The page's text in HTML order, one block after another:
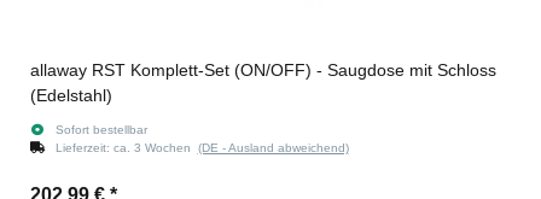
allaway RST Komplett-Set (ON/OFF) - Saugdose mit Schloss
(Edelstahl)
Sofort bestellbar
Lieferzeit: ca. 3 Wochen (DE - Ausland abweichend)
202,99 € *